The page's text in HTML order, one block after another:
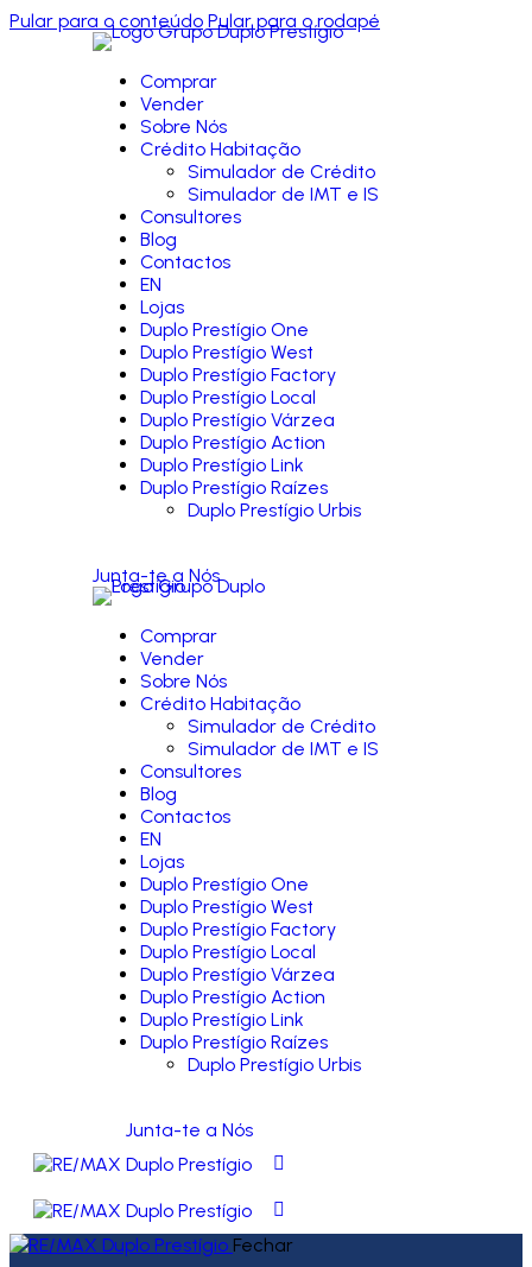
Pular para o conteúdo Pular para o rodapé
Comprar
Vender
Sobre Nós
Crédito Habitação
Simulador de Crédito
Simulador de IMT e IS
Consultores
Blog
Contactos
EN
Lojas
Duplo Prestígio One
Duplo Prestígio West
Duplo Prestígio Factory
Duplo Prestígio Local
Duplo Prestígio Várzea
Duplo Prestígio Action
Duplo Prestígio Link
Duplo Prestígio Raízes
Duplo Prestígio Urbis
Junta-te a Nós
Comprar
Vender
Sobre Nós
Crédito Habitação
Simulador de Crédito
Simulador de IMT e IS
Consultores
Blog
Contactos
EN
Lojas
Duplo Prestígio One
Duplo Prestígio West
Duplo Prestígio Factory
Duplo Prestígio Local
Duplo Prestígio Várzea
Duplo Prestígio Action
Duplo Prestígio Link
Duplo Prestígio Raízes
Duplo Prestígio Urbis
Junta-te a Nós
Fechar